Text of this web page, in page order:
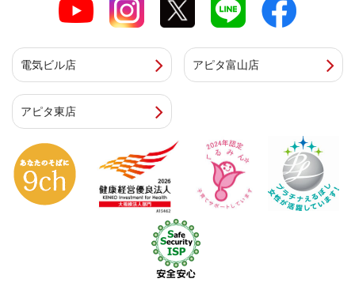
電気ビル店 アピタ富山店
アピタ東店